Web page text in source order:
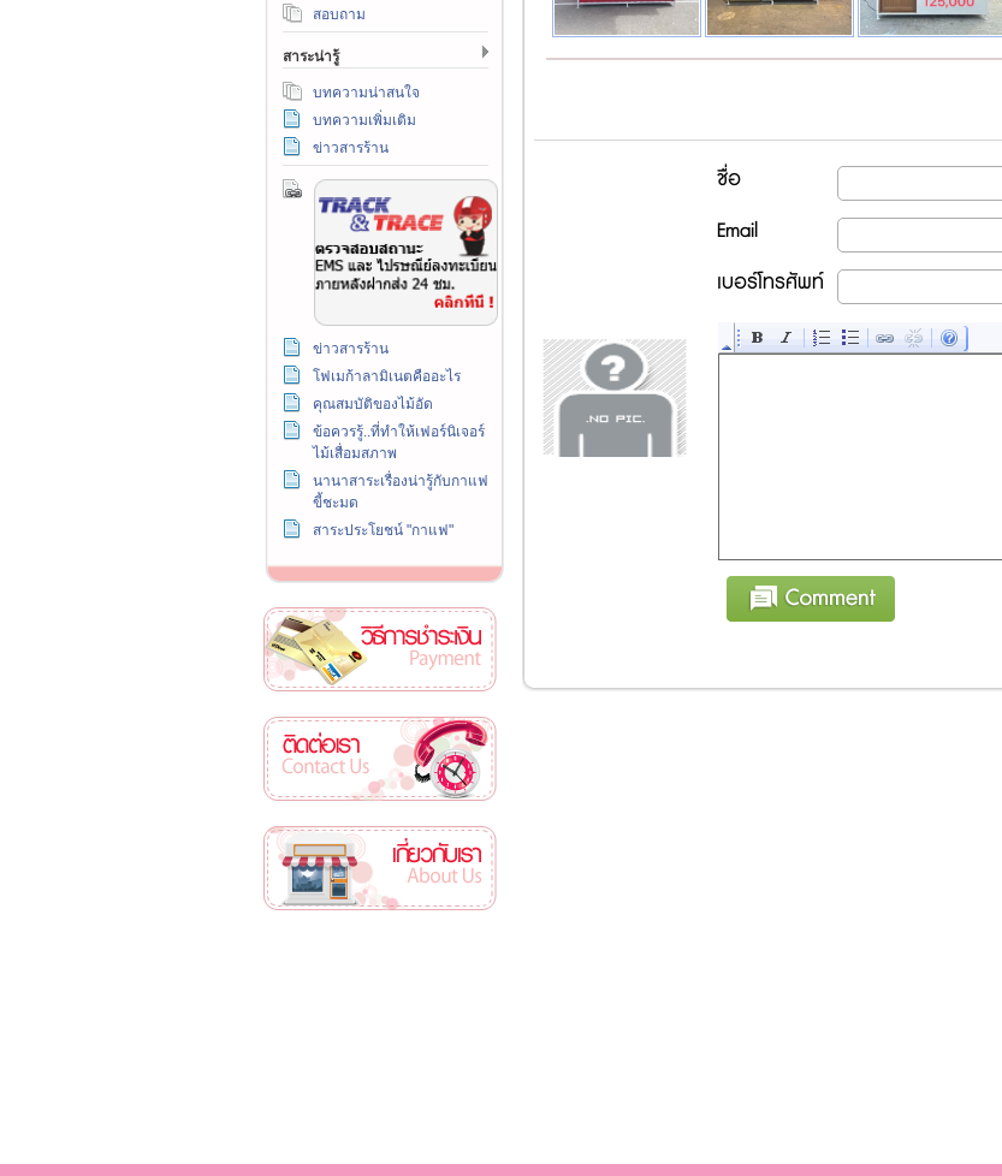
สอบถาม
สาระน่ารู้
บทความน่าสนใจ
บทความเพิ่มเติม
ข่าวสารร้าน
ข่าวสารร้าน
โฟเมก้าลามิเนตคืออะไร
คุณสมบัติของไม้อัด
ข้อควรรู้..ที่ทำให้เฟอร์นิเจอร์
ไม้เสื่อมสภาพ
นานาสาระเรื่องน่ารู้กับกาแฟ
ขี้ชะมด
สาระประโยชน์ "กาแฟ"
ชื่อ
Email
เบอร์โทรศัพท์